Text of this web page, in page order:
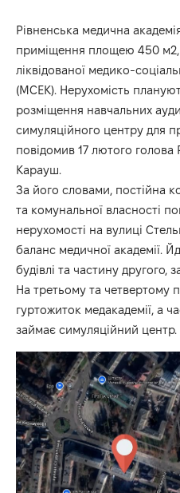
Рівненська медична
приміщення площею 450 м2,
ліквідованої медико-
(МСЕК). Нерухомість
розміщення навчальних
симуляційного центру для
повідомив 17 лютого голова
Карауш.
За його словами, постійна
та комунальної власності
нерухомості на вулиці
баланс медичної академії.
будівлі та частину
На третьому та четвертому
гуртожиток медакадемії, а
займає симуляційний центр.